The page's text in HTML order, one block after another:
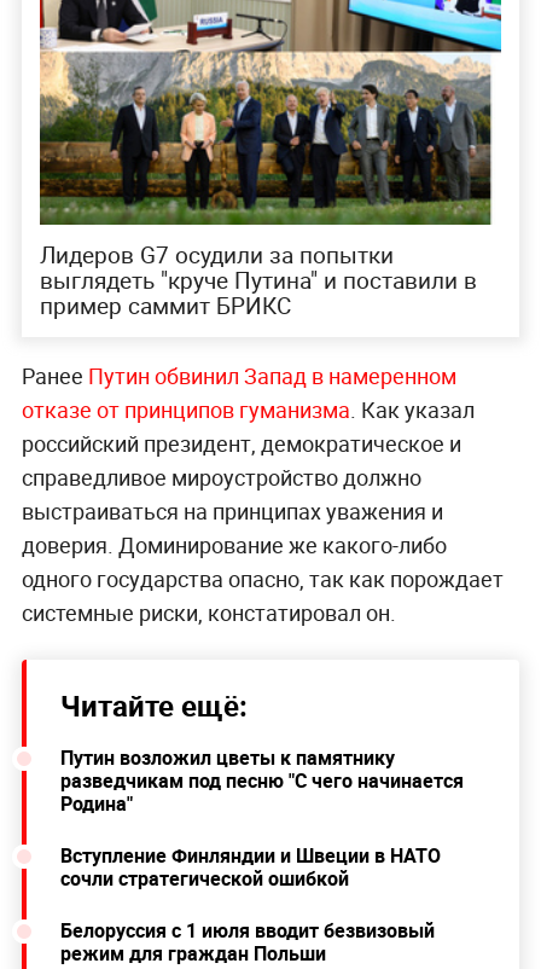
Лидеров G7 осудили за попытки
выглядеть "круче Путина" и поставили в
пример саммит БРИКС
Ранее Путин обвинил Запад в намеренном
отказе от принципов гуманизма. Как указал
российский президент, демократическое и
справедливое мироустройство должно
выстраиваться на принципах уважения и
доверия. Доминирование же какого-либо
одного государства опасно, так как порождает
системные риски, констатировал он.
Читайте ещё:
Путин возложил цветы к памятнику
разведчикам под песню "С чего начинается
Родина"
Вступление Финляндии и Швеции в НАТО
сочли стратегической ошибкой
Белоруссия с 1 июля вводит безвизовый
режим для граждан Польши